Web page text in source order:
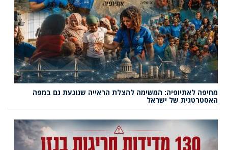
מחיפה לאתיופיה: המשימה להצלת הראייה שנוגעת גם במפה
האסטרטגית של ישראל